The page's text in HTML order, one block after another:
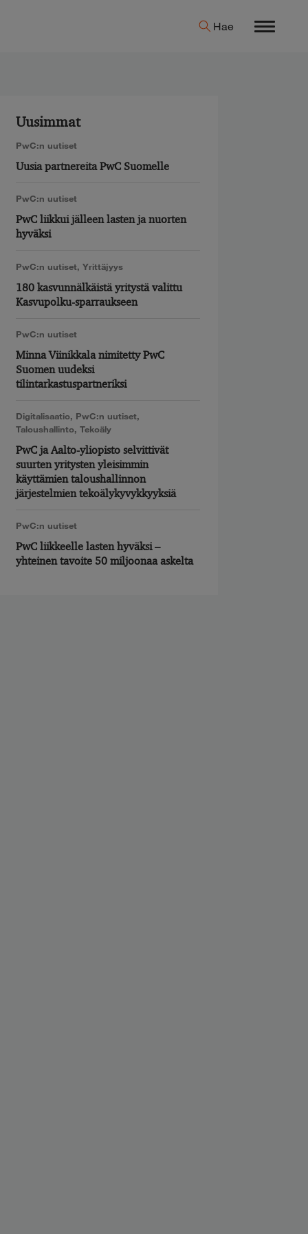
Hae Menu
Uusimmat
PwC:n uutiset
Uusia partnereita PwC Suomelle
PwC:n uutiset
PwC liikkui jälleen lasten ja nuorten
hyväksi
PwC:n uutiset,Yrittäjyys
180 kasvunnälkäistä yritystä valittu
Kasvupolku-sparraukseen
PwC:n uutiset
Minna Viinikkala nimitetty PwC
Suomen uudeksi
tilintarkastuspartneriksi
Digitalisaatio, PwC:n uutiset,
Taloushallinto,Tekoäly
PwC ja Aalto-yliopisto selvittivät
suurten yritysten yleisimmin
käyttämien taloushallinnon
järjestelmien tekoälykyvykkyyksiä
PwC:n uutiset
PwC liikkeelle lasten hyväksi –
yhteinen tavoite 50 miljoonaa askelta